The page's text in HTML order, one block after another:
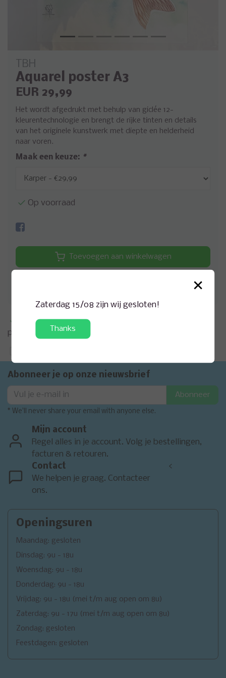
TBH
Aquarel poster A3
EUR 29,99
Het wordt afgedrukt met behulp van giclée 12-
kleurentechnologie en brengt de rijke tinten en details
van het originele kunstwerk met diepte en helderheid
naar voren.
Maak een keuze: *
Op voorraad
Toevoegen aan winkelwagen
Meer informatie?
product
Abonneer je op onze nieuwsbrief
Abonneer
* We'll never share your email with anyone else.
Mijn account
Regel alles in je account. Volg je bestellingen,
facturen & retouren.
Contact
We helpen je graag. Contacteer
ons.
<
Openingsuren
Maandag: gesloten
Dinsdag: 9u - 18u
Woensdag: 9u - 18u
Donderdag: 9u - 18u
Vrijdag: 9u - 18u (mei t/m aug open om 8u)
Zaterdag: 9u - 17u (mei t/m aug open om 8u)
Zondag: gesloten
Feestdagen: gesloten
×
Zaterdag 15/08 zijn wij gesloten!
Thanks